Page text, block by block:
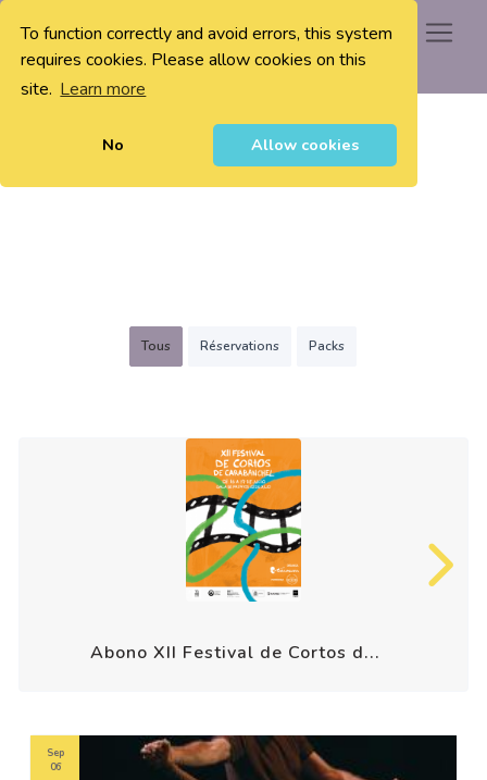
To function correctly and avoid errors, this system
requires cookies. Please allow cookies on this
site. Learn more
No Allow cookies
0
Tous Réservations Packs
Abono XII Festival de Cortos d...
Sep
06